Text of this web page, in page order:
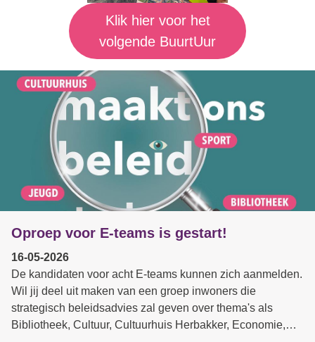
Klik hier voor het
volgende BuurtUur
Oproep voor E-teams is gestart!
16-05-2026
De kandidaten voor acht E-teams kunnen zich aanmelden.
Wil jij deel uit maken van een groep inwoners die
strategisch beleidsadvies zal geven over thema's als
Bibliotheek, Cultuur, Cultuurhuis Herbakker, Economie,